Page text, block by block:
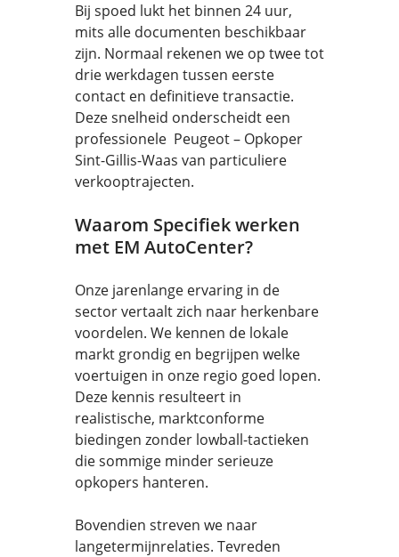
Bij spoed lukt het binnen 24 uur,
mits alle documenten beschikbaar
zijn. Normaal rekenen we op twee tot
drie werkdagen tussen eerste
contact en definitieve transactie.
Deze snelheid onderscheidt een
professionele Peugeot – Opkoper
Sint-Gillis-Waas van particuliere
verkooptrajecten.
Waarom Specifiek werken
met EM AutoCenter?
Onze jarenlange ervaring in de
sector vertaalt zich naar herkenbare
voordelen. We kennen de lokale
markt grondig en begrijpen welke
voertuigen in onze regio goed lopen.
Deze kennis resulteert in
realistische, marktconforme
biedingen zonder lowball-tactieken
die sommige minder serieuze
opkopers hanteren.
Bovendien streven we naar
langetermijnrelaties. Tevreden